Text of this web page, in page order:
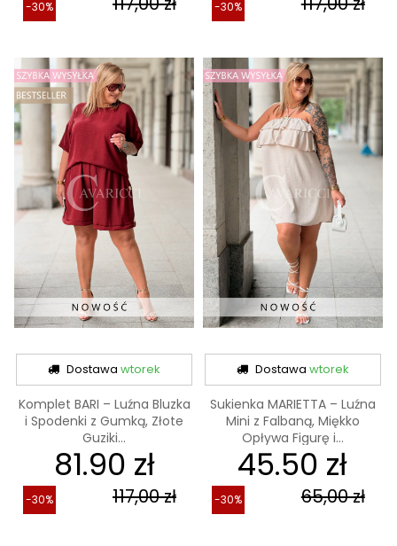
-30% -30%
Dostawawtorek
Komplet BARI – Luźna Bluzka
i Spodenki z Gumką, Złote
Guziki...
81.90 zł
117,00 zł
-30%
Dostawa wtorek
Sukienka MARIETTA – Luźna
Mini z Falbaną, Miękko
Opływa Figurę i...
45.50 zł
65,00 zł
-30%